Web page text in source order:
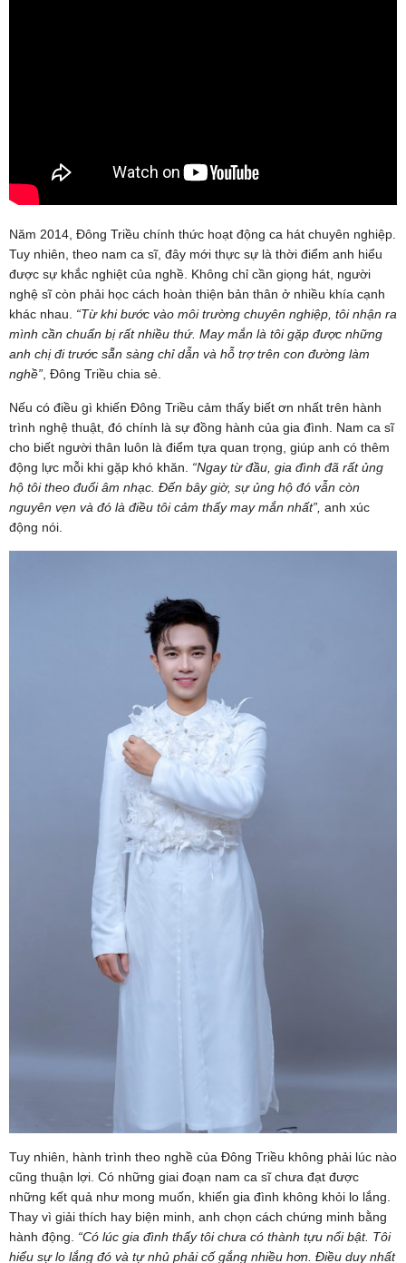
Năm 2014, Đông Triều chính thức hoạt động ca hát chuyên nghiệp.
Tuy nhiên, theo nam ca sĩ, đây mới thực sự là thời điểm anh hiểu
được sự khắc nghiệt của nghề. Không chỉ cần giọng hát, người
nghệ sĩ còn phải học cách hoàn thiện bản thân ở nhiều khía cạnh
khác nhau. “Từ khi bước vào môi trường chuyên nghiệp, tôi nhận ra
mình cần chuẩn bị rất nhiều thứ. May mắn là tôi gặp được những
anh chị đi trước sẵn sàng chỉ dẫn và hỗ trợ trên con đường làm
nghề” , Đông Triều chia sẻ.
Nếu có điều gì khiến Đông Triều cảm thấy biết ơn nhất trên hành
trình nghệ thuật, đó chính là sự đồng hành của gia đình. Nam ca sĩ
cho biết người thân luôn là điểm tựa quan trọng, giúp anh có thêm
động lực mỗi khi gặp khó khăn.
“Ngay từ đầu, gia đình đã rất ủng
hộ tôi theo đuổi âm nhạc. Đến bây giờ, sự ủng hộ đó vẫn còn
nguyên vẹn và đó là điều tôi cảm thấy may mắn nhất”, anh xúc
động nói.
Tuy nhiên, hành trình theo nghề của Đông Triều không phải lúc nào
cũng thuận lợi. Có những giai đoạn nam ca sĩ chưa đạt được
những kết quả như mong muốn, khiến gia đình không khỏi lo lắng.
Thay vì giải thích hay biện minh, anh chọn cách chứng minh bằng
hành động. “Có lúc gia đình thấy tôi chưa có thành tựu nổi bật. Tôi
hiểu sự lo lắng đó và tự nhủ phải cố gắng nhiều hơn. Điều duy nhất